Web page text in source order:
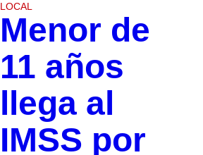
LOCAL
Menor de
11 años
llega al
IMSS por